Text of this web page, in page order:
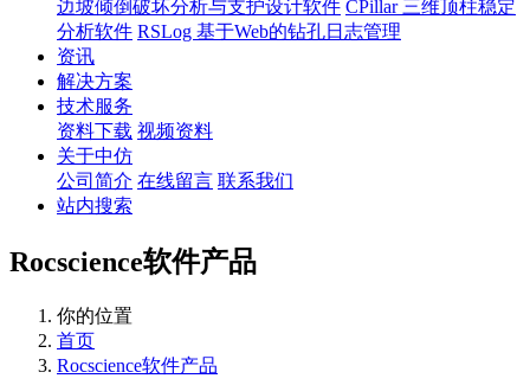
边坡倾倒破坏分析与支护设计软件 CPillar 三维顶柱稳定
分析软件 RSLog 基于Web的钻孔日志管理
资讯
解决方案
技术服务
资料下载 视频资料
关于中仿
公司简介 在线留言 联系我们
站内搜索
Rocscience软件产品
你的位置
首页
Rocscience软件产品